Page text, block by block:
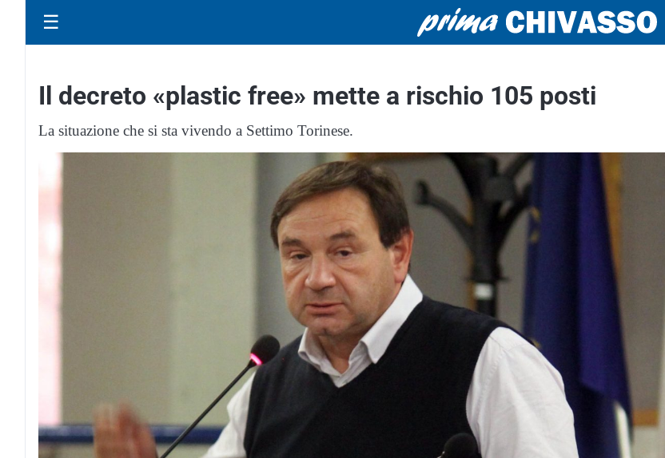
☰
Il decreto «plastic free» mette a rischio 105 posti
La situazione che si sta vivendo a Settimo Torinese.